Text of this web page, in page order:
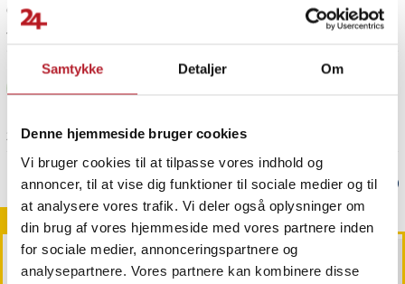
Samtykke Detaljer Om
Denne hjemmeside bruger cookies
Vi bruger cookies til at tilpasse vores indhold og
annoncer, til at vise dig funktioner til sociale medier og til
at analysere vores trafik. Vi deler også oplysninger om
din brug af vores hjemmeside med vores partnere inden
for sociale medier, annonceringspartnere og
analysepartnere. Vores partnere kan kombinere disse
Vi anbefaler også
Oversat fra svensk
1 år siden
HZ Hassan Z
2 år siden
Verified by Trustvoice